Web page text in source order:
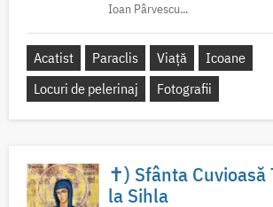
Ioan Pârvescu...
Acatist Paraclis Viață
Icoane
Locuri de pelerinaj
Fotografii
✝) Sfânta Cuvioasă
la Sihla